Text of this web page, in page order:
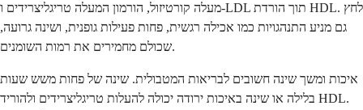
מעלה קורטיזול, הורמון המעלה טריגליצרידים ו-LDL תוך הורדת HDL. לחץ
גם מניע התנהגויות כמו אכילה רגשית, פחות פעילות גופנית, ושינה גרועה,
שכולם מחמירים את רמות השומנים.
איכות ומשך שינה חשובים לבריאות המטבולית. שינה של פחות משש שעות
בלילה או שינה באיכות ירודה יכולה להעלות טריגליצרידים ולהוריד HDL.